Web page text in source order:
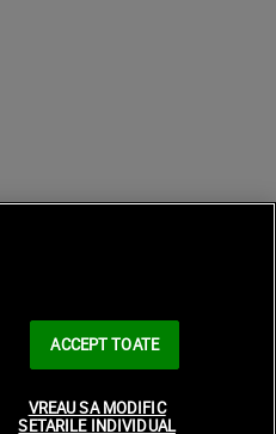
ACCEPT TOATE
VREAU SA MODIFIC
SETARILE INDIVIDUAL